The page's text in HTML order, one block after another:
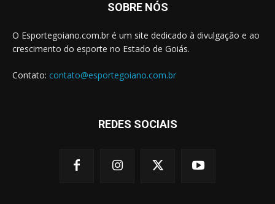
SOBRE NÓS
O Esportegoiano.com.br é um site dedicado à divulgação e ao
crescimento do esporte no Estado de Goiás.
Contato: contato@esportegoiano.com.br
REDES SOCIAIS